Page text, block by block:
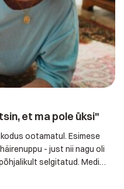
et ma pole üksi"
ootamatul. Esimese
- just nii nagu oli
selgitatud. Medi
tõttamist. Südikas Evi